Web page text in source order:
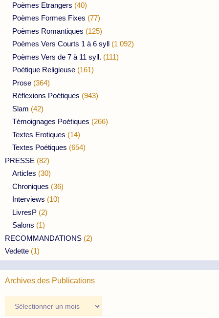
Poèmes Etrangers (40)
Poèmes Formes Fixes (77)
Poèmes Romantiques (125)
Poèmes Vers Courts 1 à 6 syll (1 092)
Poèmes Vers de 7 à 11 syll. (111)
Poétique Religieuse (161)
Prose (364)
Réflexions Poétiques (943)
Slam (42)
Témoignages Poétiques (266)
Textes Erotiques (14)
Textes Poétiques (654)
PRESSE (82)
Articles (30)
Chroniques (36)
Interviews (10)
LivresP (2)
Salons (1)
RECOMMANDATIONS (2)
Vedette (1)
Archives des Publications
des